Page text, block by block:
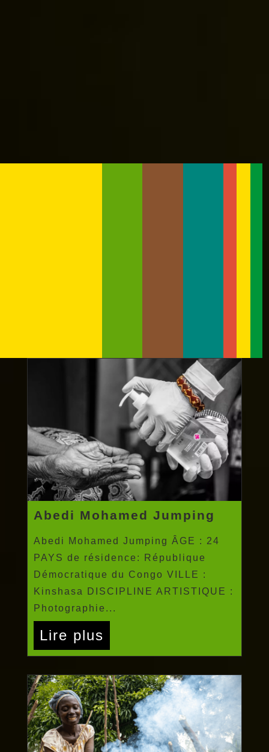
Abedi Mohamed Jumping
Abedi Mohamed Jumping ÂGE : 24
PAYS de résidence: République
Démocratique du Congo VILLE :
Kinshasa DISCIPLINE ARTISTIQUE :
Photographie...
Lire plus